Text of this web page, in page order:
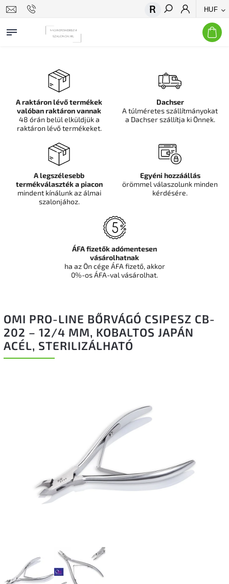
HUF
Keresés
OMI PRO-LINE BŐRVÁGÓ CSIPESZ CB-
202 – 12/4 MM, KOBALTOS JAPÁN
ACÉL, STERILIZÁLHATÓ
A raktáron lévő termékek
valóban raktáron vannak
48 órán belül elküldjük a
raktáron lévő termékeket.
Dachser
A túlméretes szállítmányokat
a Dachser szállítja ki Önnek.
A legszélesebb
termékválaszték a piacon
mindent kínálunk az álmai
szalonjához.
Egyéni hozzáállás
örömmel válaszolunk minden
kérdésére.
ÁFA fizetők adómentesen
vásárolhatnak
ha az Ön cége ÁFA fizető, akkor
0%-os ÁFA-val vásárolhat.